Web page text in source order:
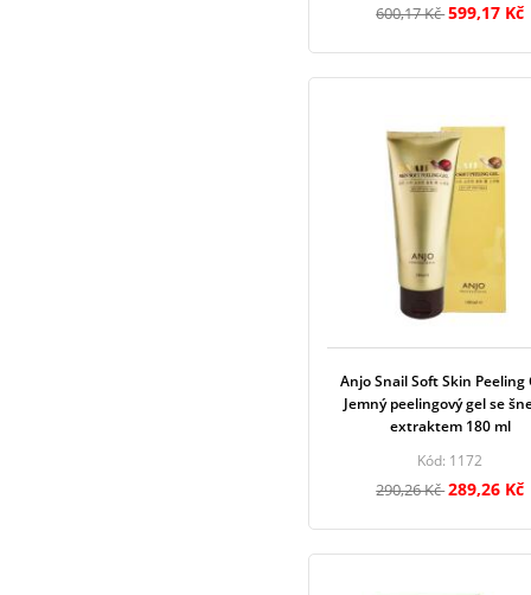
600,17 Kč599,17 Kč
Anjo Snail Soft Skin Peeling
Jemný peelingový gel se
extraktem 180 ml
Kód: 1172
290,26 Kč289,26 Kč